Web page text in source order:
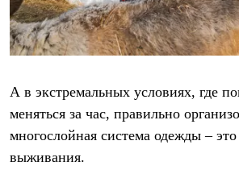
Брюки
Софтшелл одежда
Куртки
Флисовая одежда
Брюки
Жилеты
Комбинезоны
Термобелье
Снаряжение
А в экстремальных условиях, где
меняться за час, правильно
многослойная система одежды –
выживания.